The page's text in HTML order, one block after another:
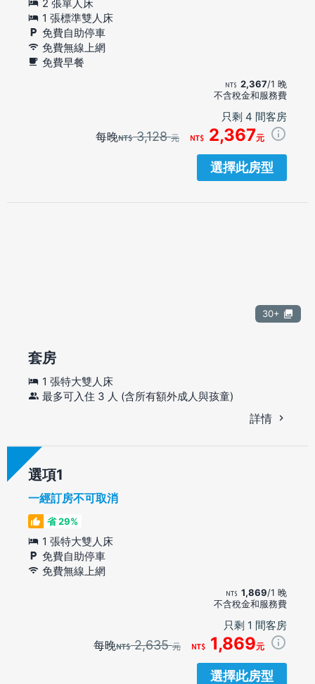
2 張單人床
1 張標準雙人床
免費自助停車
免費無線上網
免費早餐
2,367/1 晚
不含稅金和服務費
只剩 4 間客房
每晚 3,128元 2,367元
選擇此房型
30+
套房
1 張特大雙人床
最多可入住 3 人 (含所有額外成人與孩童)
詳情
選項
一經訂房不可取消
省 29%
1 張特大雙人床
免費自助停車
免費無線上網
1,869/1 晚
不含稅金和服務費
只剩 1 間客房
每晚 2,635元 1,869元
選擇此房型